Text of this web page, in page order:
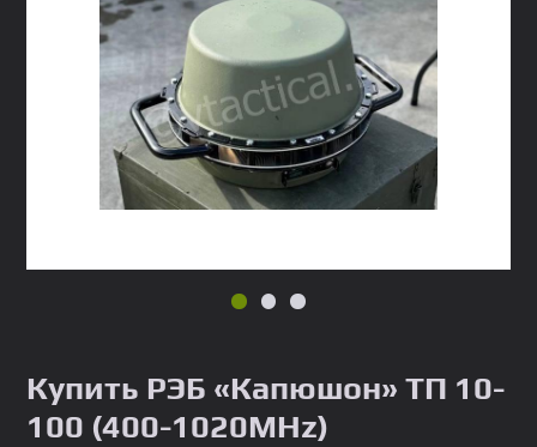
Купить РЭБ «Капюшон» ТП 10-
100 (400-1020MHz)